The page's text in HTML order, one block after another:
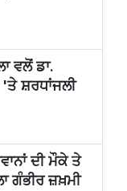
ਵਲੋਂ ਡਾ.
ਸ਼ਰਧਾਂਜਲੀ
ਦੀ ਮੌਕੇ ਤੇ
ਗੰਭੀਰ ਜ਼ਖ਼ਮੀ